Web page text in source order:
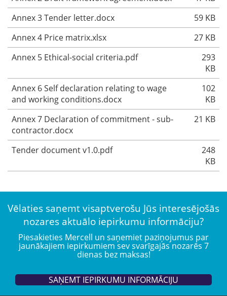
Annex 3 Tender letter.docx
59 KB
Annex 4 Price matrix.xlsx
27 KB
Annex 5 Ethical-social criteria.pdf
293
KB
Annex 6 Self declaration relating to wage
and working conditions.docx
102
KB
Annex 7 Declaration of commitment - sub-
contractor.docx
21 KB
Tender document v1.0.pdf
248
KB
Vēlaties saņemt visaptverošu Jūs interesējošās
nozares aktuālo iepirkumu informāciju?
Piesakieties Mercell un saņemiet paziņojumus par
jaunākajiem iepirkumiem sev svarīgajās nozarēs 7
dienas bez maksas!
SAŅEMT IEPIRKUMU INFORMĀCIJU